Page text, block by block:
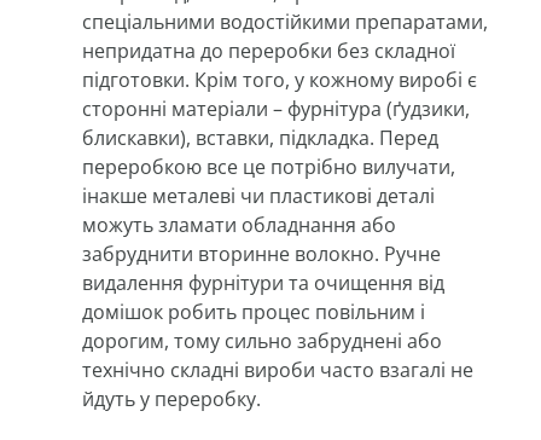
спеціальними водостійкими препаратами,
непридатна до переробки без складної
підготовки. Крім того, у кожному виробі є
сторонні матеріали – фурнітура (ґудзики,
блискавки), вставки, підкладка. Перед
переробкою все це потрібно вилучати,
інакше металеві чи пластикові деталі
можуть зламати обладнання або
забруднити вторинне волокно. Ручне
видалення фурнітури та очищення від
домішок робить процес повільним і
дорогим, тому сильно забруднені або
технічно складні вироби часто взагалі не
йдуть у переробку.